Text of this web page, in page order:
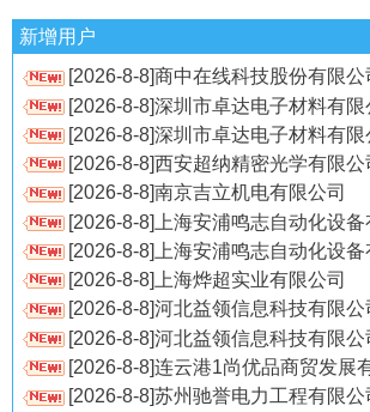
docx-editor：Word 文档浏览器在线编辑
审阅协作和 Agent 操作
分？
成本核算 - 从车间到报表的底层逻辑
做外贸，怎能不懂集装箱？超全知识汇总
模切产品在不同领域上的应用
ERP项目成功的8个特征，看看你家占了
提高圆压圆模压工艺的精度.doc
点晴PMS码头系统回场时提示货柜已存在
羊仔文件粉碎：一款专业级的免费文件安
通过科目余额表反查异常财务报告
新增用户
[2026-8-8]深圳市新宇昇电子有限公
[2026-8-8]商中在线科技股份有限公
[2026-8-8]深圳市卓达电子材料有限
[2026-8-8]深圳市卓达电子材料有限
[2026-8-8]西安超纳精密光学有限公
[2026-8-8]南京吉立机电有限公司
[2026-8-8]上海安浦鸣志自动化设备
[2026-8-8]上海安浦鸣志自动化设备
[2026-8-8]上海烨超实业有限公司
[2026-8-8]河北益领信息科技有限公
[2026-8-8]河北益领信息科技有限公
[2026-8-8]连云港1尚优品商贸发展
[2026-8-8]苏州驰誉电力工程有限公
[2026-8-8]苏州驰誉电力工程有限公